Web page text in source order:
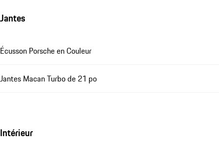
Jantes
Écusson Porsche en Couleur
Jantes Macan Turbo de 21 po
Intérieur